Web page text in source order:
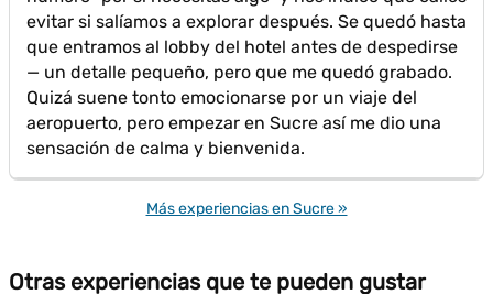
evitar si salíamos a explorar después. Se quedó hasta
que entramos al lobby del hotel antes de despedirse
— un detalle pequeño, pero que me quedó grabado.
Quizá suene tonto emocionarse por un viaje del
aeropuerto, pero empezar en Sucre así me dio una
sensación de calma y bienvenida.
Más experiencias en Sucre »
Otras experiencias que te pueden gustar